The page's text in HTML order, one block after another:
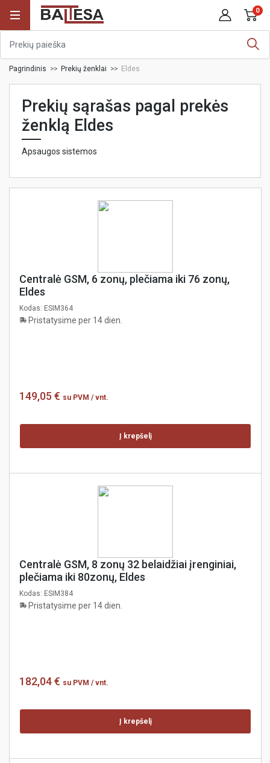
0
Pagrindinis Prekių ženklai Eldes
Prekių sąrašas pagal prekės
ženklą Eldes
Apsaugos sistemos
Centralė GSM, 6 zonų, plečiama iki 76 zonų,
Eldes
Kodas: ESIM364
Pristatysime per 14 dien.
149,05 € su PVM / vnt.
Į krepšelį
Centralė GSM, 8 zonų 32 belaidžiai įrenginiai,
plečiama iki 80zonų, Eldes
Kodas: ESIM384
Pristatysime per 14 dien.
182,04 € su PVM / vnt.
Į krepšelį